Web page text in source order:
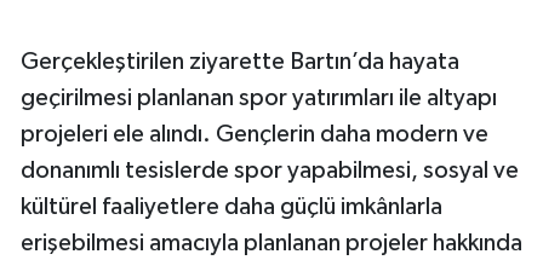
Gerçekleştirilen ziyarette Bartın’da hayata
geçirilmesi planlanan spor yatırımları ile altyapı
projeleri ele alındı. Gençlerin daha modern ve
donanımlı tesislerde spor yapabilmesi, sosyal ve
kültürel faaliyetlere daha güçlü imkânlarla
erişebilmesi amacıyla planlanan projeler hakkında